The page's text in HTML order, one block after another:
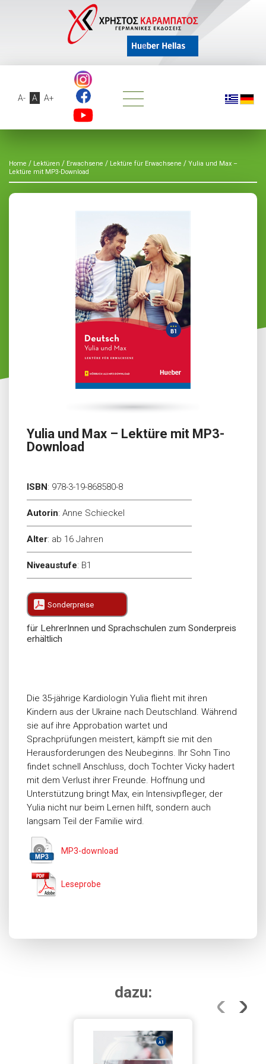
A- A A+
Home / Lektüren / Erwachsene / Lektüre für Erwachsene / Yulia und Max –
Lektüre mit MP3-Download
Yulia und Max – Lektüre mit MP3-
Download
ISBN: 978-3-19-868580-8
Autorin: Anne Schieckel
Alter: ab 16 Jahren
Niveaustufe: B1
Sonderpreise
für LehrerInnen und Sprachschulen zum Sonderpreis
erhältlich
Die 35-jährige Kardiologin Yulia flieht mit ihren
Kindern aus der Ukraine nach Deutschland. Während
sie auf ihre Approbation wartet und
Sprachprüfungen meistert, kämpft sie mit den
Herausforderungen des Neubeginns. Ihr Sohn Tino
findet schnell Anschluss, doch Tochter Vicky hadert
mit dem Verlust ihrer Freunde. Hoffnung und
Unterstützung bringt Max, ein Intensivpfleger, der
Yulia nicht nur beim Lernen hilft, sondern auch
langsam Teil der Familie wird.
MP3-download
Leseprobe
dazu: